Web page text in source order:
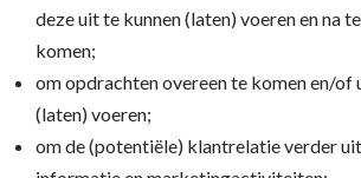
deze uit te kunnen (laten) voeren en na
komen;
om opdrachten overeen te komen en/of
(laten) voeren;
om de (potentiële) klantrelatie verder